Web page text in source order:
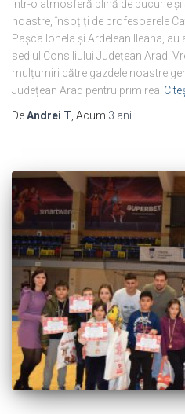
Într-o atmosferă plină de bucurie
noastre, însoțiți de profesoarele
Pașca Ionela și Ardelean Ileana,
sediul Consiliului Județean Arad.
mulțumiri către gazdele noastre
Județean Arad pentru primirea
DeAndrei T, Acum 3 ani